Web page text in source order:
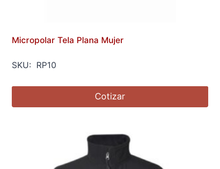
Micropolar Tela Plana Mujer
SKU: RP10
Cotizar